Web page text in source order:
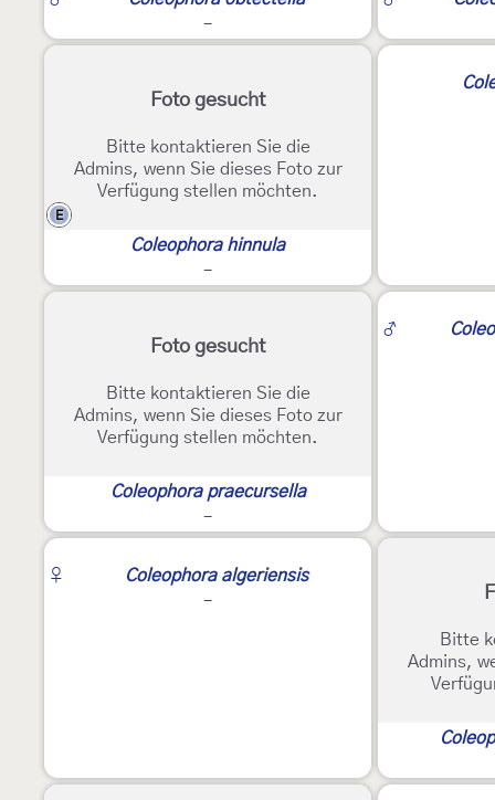
-
Foto gesucht
Bitte kontaktieren Sie die
Admins, wenn Sie dieses Foto zur
Verfügung stellen möchten.
E
Coleophora hinnula
-
Foto gesucht
Bitte kontaktieren Sie die
Admins, wenn Sie dieses Foto zur
Verfügung stellen möchten.
Coleophora praecursella
-
♂
♀
Coleophora algeriensis
-
Bitte
Admins,